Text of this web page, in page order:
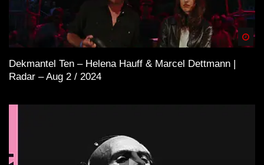
Dekmantel Ten – Helena Hauff & Marcel Dettmann |
Radar – Aug 2 / 2024